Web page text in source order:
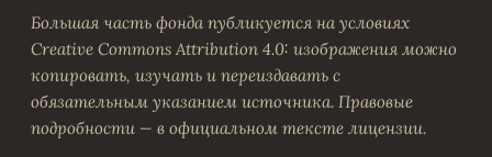
Большая часть фонда публикуется на условиях
Creative Commons Attribution 4.0: изображения можно
копировать, изучать и переиздавать с
обязательным указанием источника. Правовые
подробности — в официальном тексте лицензии.